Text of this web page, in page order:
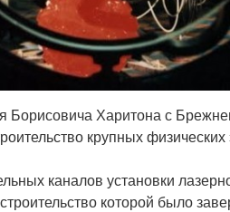
Борисовича Харитона с
крупных
каналов установки
которой было